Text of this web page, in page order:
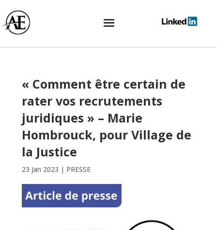
« Comment être certain de
rater vos recrutements
juridiques » – Marie
Hombrouck, pour Village de
la Justice
23 Jan 2023 | PRESSE